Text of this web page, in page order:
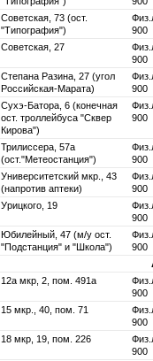
Советская, 73 (ост.
"Типография")
900
Советская, 27
900
Степана Разина, 27 (угол
Российская-Марата)
900
Сухэ-Батора, 6 (конечная
ост. троллейбуса "Сквер
Кирова")
900
Трилиссера, 57а
(ост."Метеостанция")
900
Университетский мкр., 43
(напротив аптеки)
900
Урицкого, 19
900
Юбилейный, 47 (м/у ост.
"Подстанция" и "Школа")
900
12а мкр, 2, пом. 491а
900
15 мкр., 40, пом. 71
900
18 мкр, 19, пом. 226
900